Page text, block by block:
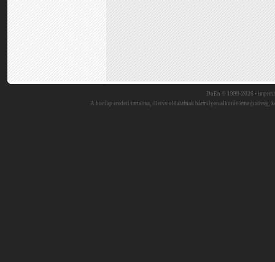
DuEn © 1999-2026 •
A honlap eredeti tartalma, illetve oldalainak bármilyen alkotóeleme (szöveg,